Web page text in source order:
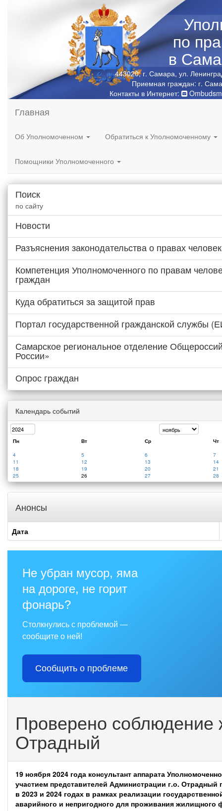
по
в
443020, г. Самара, ул.
Приемная граждан: г.
Контакты в Интернет:
Главная
Об Уполномоченном Обратиться к Уполномоченному
Помощники Уполномоченного
Поиск
по сайту
Новости
Разъяснения законодательства о правах
Компетенция Уполномоченного по правам
граждан
Куда обратиться за защитой прав
Портал государственной гражданской службы
Самарское региональное отделение
России»
Опрос граждан
Календарь событий
Пн Вт Ср
Чт
4
5 6
7
11
12 13
14
18
19 20
21
25
26 27 28
Анонсы
Дата
Не убран мусор, яма
на дороге, не горит
фонарь?
Столкнулись с проблемой —
сообщите о ней!
Сообщить о проблеме
Проверено
Отрадный
19 ноября 2024 года консультант аппарата
участием представителей Администрации г.о.
в 2023 и 2024 годах в рамках реализации
аварийного и непригодного для проживания жилищного